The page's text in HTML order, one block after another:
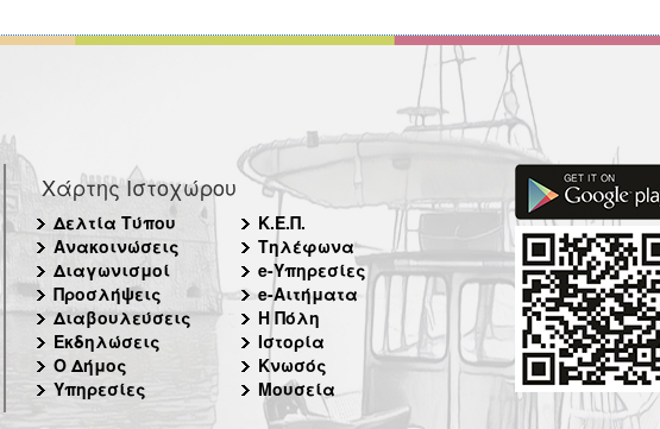
Χάρτης Ιστοχώρου
Δελτία Τύπου
Ανακοινώσεις
Διαγωνισμοί
Προσλήψεις
Διαβουλεύσεις
Εκδηλώσεις
Ο Δήμος
Υπηρεσίες
Κ.Ε.Π.
Τηλέφωνα
e-Υπηρεσίες
e-Αιτήματα
Η Πόλη
Ιστορία
Κνωσός
Μουσεία